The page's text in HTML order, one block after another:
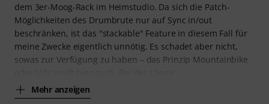
dem 3er-Moog-Rack im Heimstudio. Da sich die Patch-
Möglichkeiten des Drumbrute nur auf Sync in/out
beschränken, ist das "stackable" Feature in diesem Fall für
meine Zwecke eigentlich unnötig. Es schadet aber nicht,
sowas zur Verfügung zu haben – das Prinzip Mountainbike
Mehr anzeigen